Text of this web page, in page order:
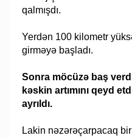
qalmışdı.
Yerdən 100 kilometr
girməyə başladı.
Sonra möcüzə baş
kəskin artımını qeyd
ayrıldı.
Lakin nəzərəçarpacaq